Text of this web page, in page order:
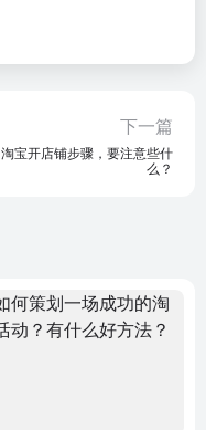
下一篇
淘宝开店铺步骤，要注意些什
么？